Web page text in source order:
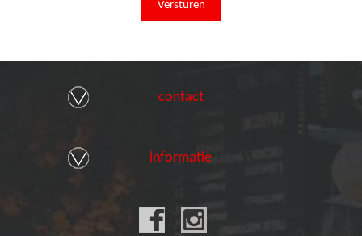
contact
informatie